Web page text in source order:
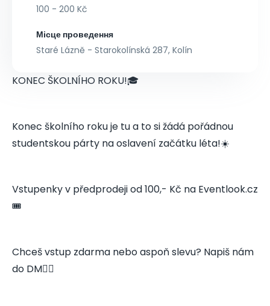
100 - 200 Kč
Місце проведення
Staré Lázně - Starokolínská 287, Kolín
KONEC ŠKOLNÍHO ROKU!🎓
Konec školního roku je tu a to si žádá pořádnou
studentskou párty na oslavení začátku léta!☀️
Vstupenky v předprodeji od 100,- Kč na Eventlook.cz
🎟️
Chceš vstup zdarma nebo aspoň slevu? Napiš nám
do DM👇🏻